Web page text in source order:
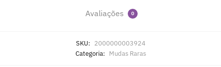
Avaliações 0
SKU: 2000000003924
Categoria: Mudas Raras